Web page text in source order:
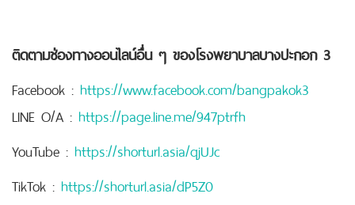
ติดตามช่องทางออนไลน์อื่น ๆ ของโรงพยาบาลบางปะกอก 3
Facebook : https://www.facebook.com/bangpakok3
LINE O/A : https://page.line.me/947ptrfh
YouTube : https://shorturl.asia/qjUJc
TikTok : https://shorturl.asia/dP5Z0